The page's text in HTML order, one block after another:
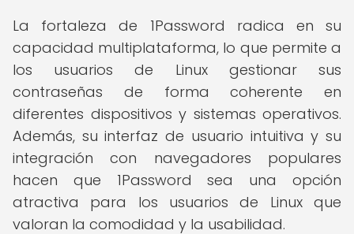
La fortaleza de 1Password radica en su
capacidad multiplataforma, lo que permite a
los usuarios de Linux gestionar sus
contraseñas de forma coherente en
diferentes dispositivos y sistemas operativos.
Además, su interfaz de usuario intuitiva y su
integración con navegadores populares
hacen que 1Password sea una opción
atractiva para los usuarios de Linux que
valoran la comodidad y la usabilidad.